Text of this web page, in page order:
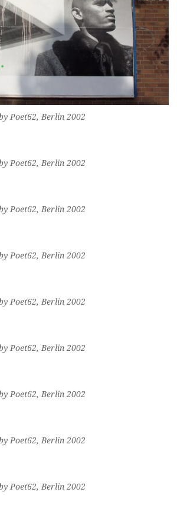
Poet62, Berlin 2002
Poet62, Berlin 2002
Poet62, Berlin 2002
Poet62, Berlin 2002
Poet62, Berlin 2002
Poet62, Berlin 2002
Poet62, Berlin 2002
Poet62, Berlin 2002
Poet62, Berlin 2002